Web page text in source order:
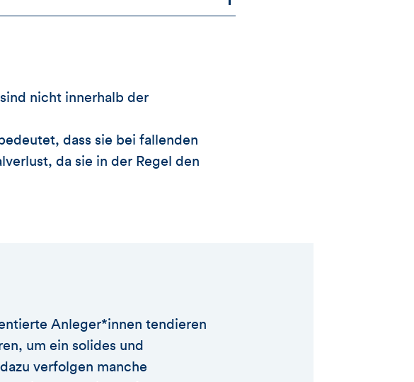
nicht innerhalb der
dass sie bei fallenden
da sie in der Regel den
Anleger*innen tendieren
um ein solides und
verfolgen manche